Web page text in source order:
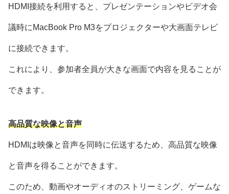
HDMI接続を利用すると、プレゼンテーションやビデオ会
議時にMacBook Pro M3をプロジェクターや大画面テレビ
に接続できます。
これにより、参加者全員が大きな画面で内容を見ることが
できます。
高品質な映像と音声
HDMIは映像と音声を同時に伝送するため、高品質な映像
と音声を得ることができます。
このため、動画やオーディオのストリーミング、ゲームな